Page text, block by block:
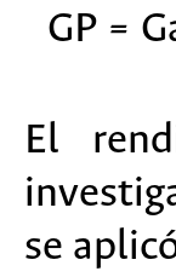
GP =
El
se